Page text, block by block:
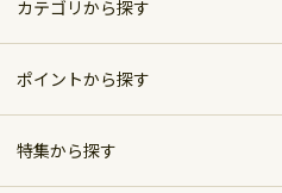
カテゴリから探す
家電
家具・インテリア
ポイントから探す
～5,000pt
特集から探す